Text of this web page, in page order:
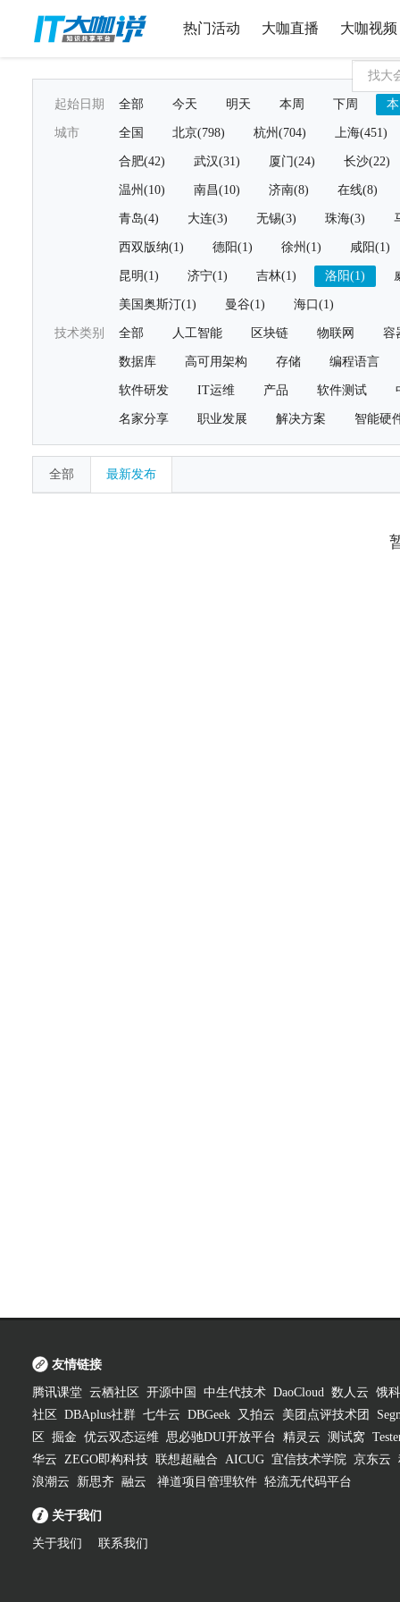
热门活动 大咖直播 大咖视频
起始日期 全部 今天 明天 本周 下周
城市 全国 北京(798) 杭州(704) 上海(451)
合肥(42) 武汉(31) 厦门(24) 长沙(22)
温州(10) 南昌(10) 济南(8) 在线(8)
青岛(4) 大连(3) 无锡(3) 珠海(3)
西双版纳(1) 德阳(1) 徐州(1) 咸阳(1)
昆明(1) 济宁(1) 吉林(1) 洛阳(1)
美国奥斯汀(1) 曼谷(1) 海口(1)
技术类别 全部 人工智能 区块链 物联网 容
数据库 高可用架构 存储 编程语言
软件研发 IT运维 产品 软件测试
名家分享 职业发展 解决方案 智能硬
全部 最新发布
友情链接
腾讯课堂 云栖社区 开源中国 中生代技术 DaoCloud 数人云 饿
社区
DBAplus社群 七牛云 DBGeek 又拍云 美团点评技术团
区
掘金 优云双态运维 思必驰DUI开放平台 精灵云 测试窝
华云 ZEGO即构科技 联想超融合 AICUG 宜信技术学院 京东云
浪潮云
新思齐 融云 禅道项目管理软件 轻流无代码平台
关于我们
关于我们 联系我们